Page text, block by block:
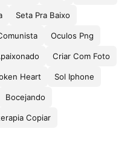
Seta Pra Baixo
Oculos Png
Criar Com Foto
Heart Sol Iphone
Bocejando
Copiar